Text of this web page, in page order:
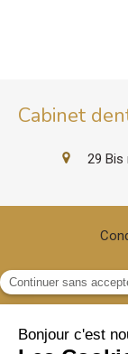
Cabinet
29 Bis
Politique